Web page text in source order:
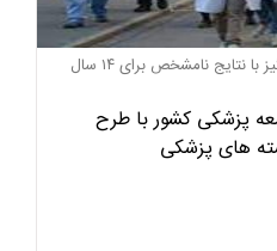
نیازی به ارائه طرحی اختلاف برانگیز با نتایج نامشخص برای ۱۴ سال
پزشکی کشور با طرح
های پزشکی